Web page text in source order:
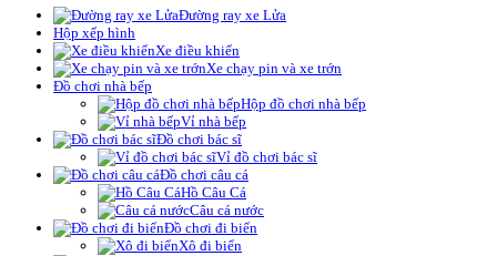
Đường ray xe Lửa
Hộp xếp hình
Xe điều khiển
Xe chạy pin và xe trớn
Đồ chơi nhà bếp
Hộp đồ chơi nhà bếp
Vỉ nhà bếp
Đồ chơi bác sĩ
Vỉ đồ chơi bác sĩ
Đồ chơi câu cá
Hồ Câu Cá
Câu cá nước
Đồ chơi đi biển
Xô đi biển